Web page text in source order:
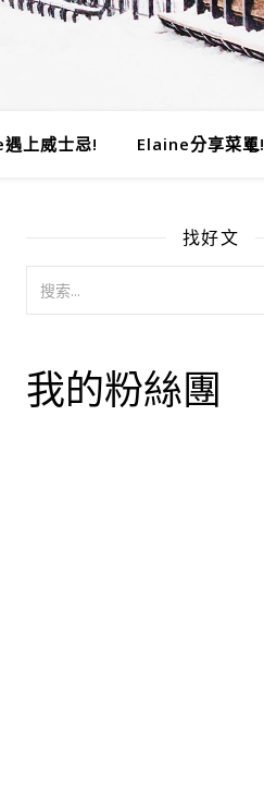
上威士忌! Elaine分享菜單!
找好文
我的粉絲團